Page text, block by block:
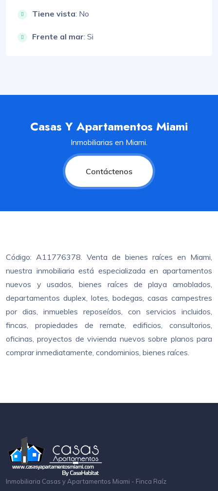
Tiene vista: No
Frente al mar: Si
Casas Y Apartamentos Miami
Inmobiliarias en Miami.
Contáctenos
Código: A11776378. Venta de bienes raíces en Miami,
nuestra inmobiliaria está especializada en apartamentos
nuevos y usados, bienes raíces de playa amoblados,
departamentos duplex, lotes, bodegas, casas campestres
por dias, inmuebles reposeídos, con servicios incluidos,
fincas, propiedades de remate, edificios, consultorios,
oficinas, proyectos de vivienda nuevos sobre planos para
comprar inmediatamente, condominios, bienes raíces.
Inmobiliaria Casas y Apartamentos Miami - Finca Raíz